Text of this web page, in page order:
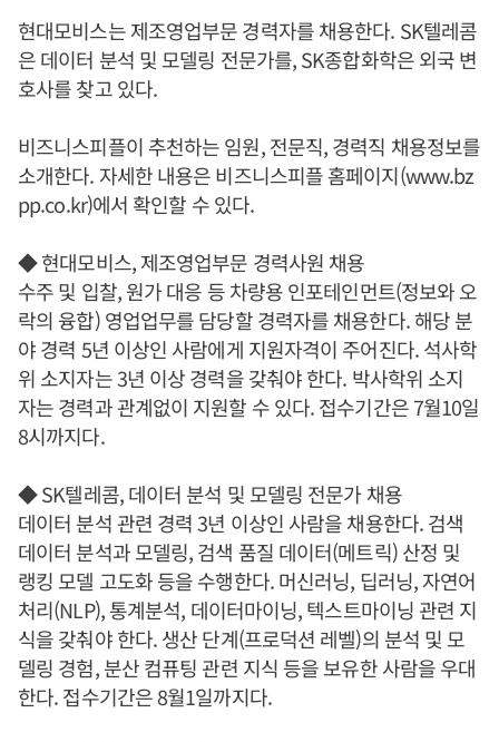
현대모비스는 제조영업부문 경력자를 채용한다. SK텔레콤
은 데이터 분석 및 모델링 전문가를, SK종합화학은 외국 변
호사를 찾고 있다.
비즈니스피플이 추천하는 임원, 전문직, 경력직 채용정보를
소개한다. 자세한 내용은 비즈니스피플 홈페이지(www.bz
pp.co.kr)에서 확인할 수 있다.
◆ 현대모비스, 제조영업부문 경력사원 채용
수주 및 입찰, 원가 대응 등 차량용 인포테인먼트(정보와 오
락의 융합) 영업업무를 담당할 경력자를 채용한다. 해당 분
야 경력 5년 이상인 사람에게 지원자격이 주어진다. 석사학
위 소지자는 3년 이상 경력을 갖춰야 한다. 박사학위 소지
자는 경력과 관계없이 지원할 수 있다. 접수기간은 7월10일
8시까지다.
◆ SK텔레콤, 데이터 분석 및 모델링 전문가 채용
데이터 분석 관련 경력 3년 이상인 사람을 채용한다. 검색
데이터 분석과 모델링, 검색 품질 데이터(메트릭) 산정 및
랭킹 모델 고도화 등을 수행한다. 머신러닝, 딥러닝, 자연어
처리(NLP), 통계분석, 데이터마이닝, 텍스트마이닝 관련 지
식을 갖춰야 한다. 생산 단계(프로덕션 레벨)의 분석 및 모
델링 경험, 분산 컴퓨팅 관련 지식 등을 보유한 사람을 우대
한다. 접수기간은 8월1일까지다.